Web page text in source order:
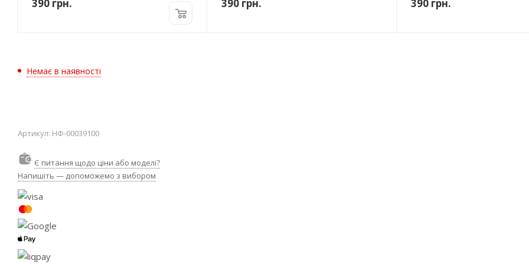
390 грн. 390 грн. 390 грн.
Немає в наявності
Артикул: НФ-00039100
Є питання щодо ціни або моделі?
Напишіть — допоможемо з вибором